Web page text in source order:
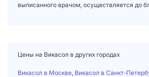
выписанного врачом, осуществляется до
Цены на Викасол в других городах
Викасол в Москве Викасол в Санкт-